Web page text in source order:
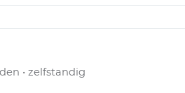
• zelfstandig